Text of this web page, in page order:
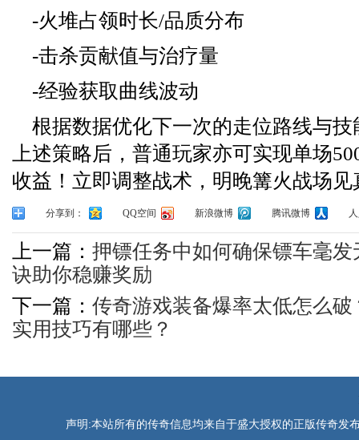
-火堆占领时长/品质分布
-击杀贡献值与治疗量
-经验获取曲线波动
根据数据优化下一次的走位路线与
上述策略后，普通玩家亦可实现单场
收益！立即调整战术，明晚篝火战场见
分享到： QQ空间 新浪微博 腾讯微博
上一篇： 押镖任务中如何确保镖车毫
诀助你稳赚奖励
下一篇： 传奇游戏装备爆率太低怎么
实用技巧有哪些？
声明:本站所有的传奇信息均来自于盛大授权的正版传奇发